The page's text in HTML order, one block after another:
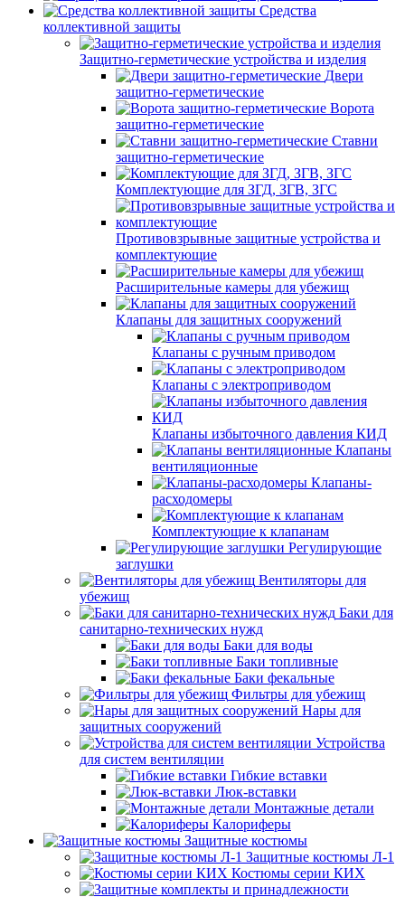
Средства
коллективной защиты
Защитно-герметические устройства и изделия
Двери
защитно-герметические
Ворота
защитно-герметические
Ставни
защитно-герметические
Комплектующие для ЗГД, ЗГВ, ЗГС
Противовзрывные защитные устройства и
комплектующие
Расширительные камеры для убежищ
Клапаны для защитных сооружений
Клапаны с ручным приводом
Клапаны с электроприводом
Клапаны избыточного давления КИД
Клапаны
вентиляционные
Клапаны-
расходомеры
Комплектующие к клапанам
Регулирующие
заглушки
Вентиляторы для
убежищ
Баки для
санитарно-технических нужд
Баки для воды
Баки топливные
Баки фекальные
Фильтры для убежищ
Нары для
защитных сооружений
Устройства
для систем вентиляции
Гибкие вставки
Люк-вставки
Монтажные детали
Калориферы
Защитные костюмы
Защитные костюмы Л-1
Костюмы серии КИХ